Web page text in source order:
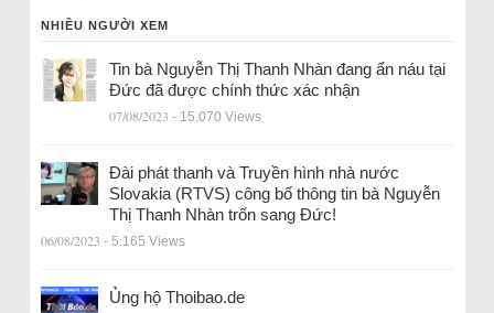
NHIỀU NGƯỜI XEM
Tin bà Nguyễn Thị Thanh Nhàn đang ẩn náu tại
Đức đã được chính thức xác nhận
07/08/2023 - 15.070 Views
Đài phát thanh và Truyền hình nhà nước
Slovakia (RTVS) công bố thông tin bà Nguyễn
Thị Thanh Nhàn trốn sang Đức!
06/08/2023 - 5.165 Views
Ủng hộ Thoibao.de